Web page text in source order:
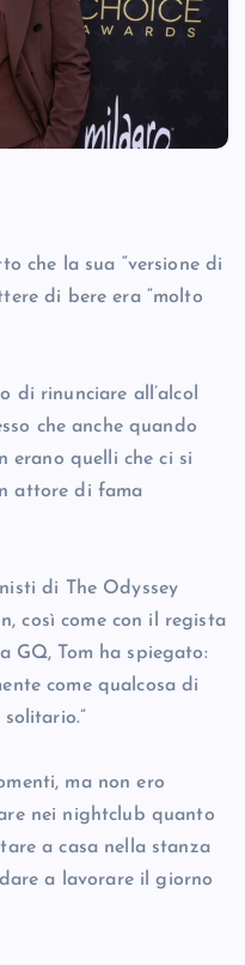
che la sua “versione di
di bere era “molto
di rinunciare all’alcol
che anche quando
erano quelli che ci si
attore di fama
di The Odyssey
così come con il regista
GQ, Tom ha spiegato:
come qualcosa di
ma non ero
nei nightclub quanto
a casa nella stanza
a lavorare il giorno